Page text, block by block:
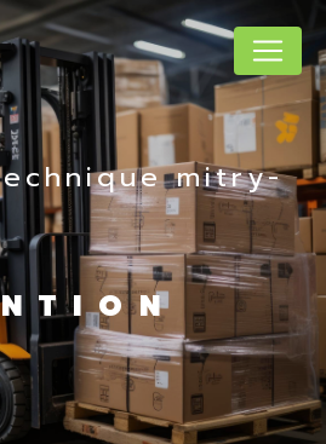
mitry-
cookies